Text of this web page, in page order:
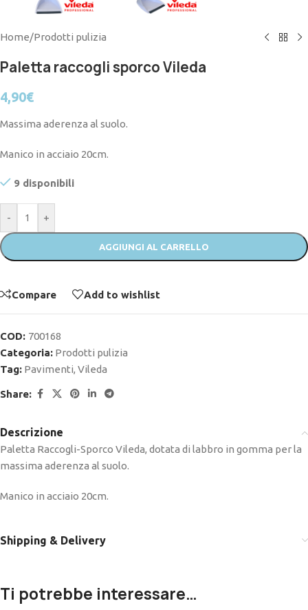
Home/Prodotti pulizia
Paletta raccogli sporco Vileda
4,90€
Massima aderenza al suolo.
Manico in acciaio 20cm.
9 disponibili
- +
AGGIUNGI AL CARRELLO
Compare Add to wishlist
COD: 700168
Categoria: Prodotti pulizia
Tag: Pavimenti, Vileda
Share:
Descrizione
Paletta Raccogli-Sporco Vileda, dotata di labbro in gomma per la
massima aderenza al suolo.
Manico in acciaio 20cm.
Shipping & Delivery
Ti potrebbe interessare…